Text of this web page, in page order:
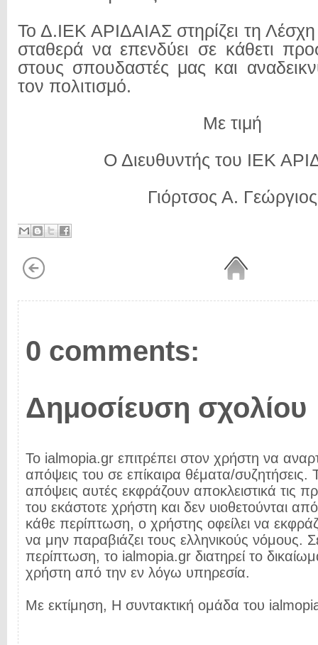
Το Δ.ΙΕΚ ΑΡΙΔΑΙΑΣ στηρίζει τη Λέσχη
σταθερά να επενδύει σε κάθετι
στους σπουδαστές μας και
τον πολιτισμό.
Με τιμή
Ο Διευθυντής του ΙΕΚ
Γιόρτσος Α. Γεώργιος
0 comments:
Δημοσίευση σχολίου
Το ialmopia.gr επιτρέπει στον χρήστη να
απόψεις του σε επίκαιρα θέματα/συζητήσεις.
απόψεις αυτές εκφράζουν αποκλειστικά τις
του εκάστοτε χρήστη και δεν υιοθετούνται
κάθε περίπτωση, ο χρήστης οφείλει να
να μην παραβιάζει τους ελληνικούς νόμους.
περίπτωση, το ialmopia.gr διατηρεί το
χρήστη από την εν λόγω υπηρεσία.
Με εκτίμηση, Η συντακτική ομάδα του